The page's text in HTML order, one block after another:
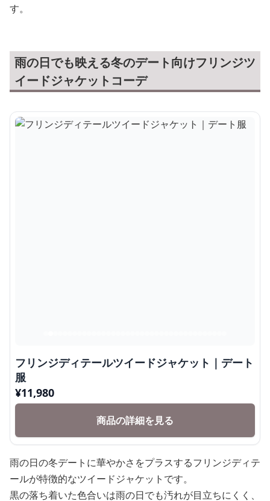
す。
雨の日でも映える冬のデート向けフリンジツ
イードジャケットコーデ
フリンジディテールツイードジャケット｜デート
服
¥11,980
商品の詳細を見る
雨の日の冬デートに華やかさをプラスするフリンジディテ
ールが特徴的なツイードジャケットです。
黒の落ち着いた色合いは雨の日でも汚れが目立ちにくく、